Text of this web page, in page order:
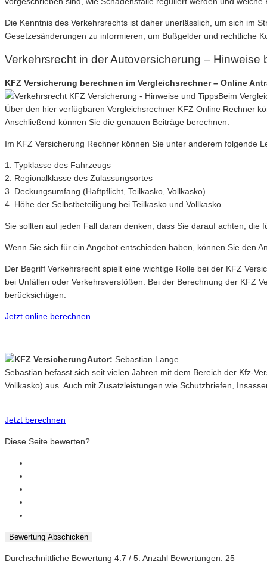
Die Kenntnis des Verkehrsrechts ist daher unerlässlich, um sich im
Gesetzesänderungen zu informieren, um Bußgelder und rechtliche
Verkehrsrecht in der Autoversicherung – Hinweise
KFZ Versicherung berechnen im Vergleichsrechner – Online
Beim
Über den hier verfügbaren Vergleichsrechner KFZ Online Rechner
Anschließend können Sie die genauen Beiträge berechnen.
Im KFZ Versicherung Rechner können Sie unter anderem folgende
1. Typklasse des Fahrzeugs
2. Regionalklasse des Zulassungsortes
3. Deckungsumfang (Haftpflicht, Teilkasko, Vollkasko)
4. Höhe der Selbstbeteiligung bei Teilkasko und Vollkasko
Sie sollten auf jeden Fall daran denken, dass Sie darauf achten, die
Wenn Sie sich für ein Angebot entschieden haben, können Sie den
Der Begriff Verkehrsrecht spielt eine wichtige Rolle bei der KFZ
bei Unfällen oder Verkehrsverstößen. Bei der Berechnung der KFZ
berücksichtigen.
Jetzt online berechnen
Autor: Sebastian Lange
Sebastian befasst sich seit vielen Jahren mit dem Bereich der Kfz-
Vollkasko) aus. Auch mit Zusatzleistungen wie Schutzbriefen,
Jetzt berechnen
Diese Seite bewerten?
Bewertung Abschicken
Durchschnittliche Bewertung 4.7 / 5. Anzahl Bewertungen: 25